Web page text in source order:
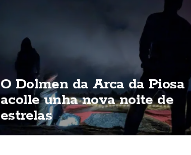
O Dolmen da Arca da Piosa
acolle unha nova noite de
estrelas